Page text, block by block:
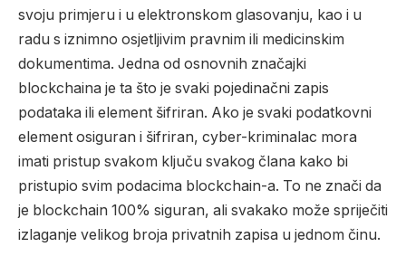
svoju primjeru i u elektronskom glasovanju, kao i u
radu s iznimno osjetljivim pravnim ili medicinskim
dokumentima. Jedna od osnovnih značajki
blockchaina je ta što je svaki pojedinačni zapis
podataka ili element šifriran. Ako je svaki podatkovni
element osiguran i šifriran, cyber-kriminalac mora
imati pristup svakom ključu svakog člana kako bi
pristupio svim podacima blockchain-a. To ne znači da
je blockchain 100% siguran, ali svakako može spriječiti
izlaganje velikog broja privatnih zapisa u jednom činu.